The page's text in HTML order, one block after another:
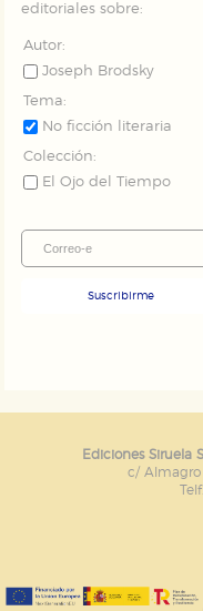
editoriales sobre:
Autor:
Joseph Brodsky
Tema:
No ficción literaria
Colección:
El Ojo del Tiempo
Suscribirme
Ediciones Siruela
c/ Almagro